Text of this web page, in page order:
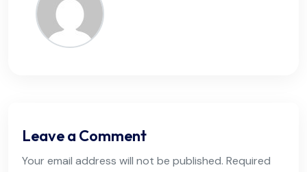
Leave a Comment
Your email address will not be published. Required